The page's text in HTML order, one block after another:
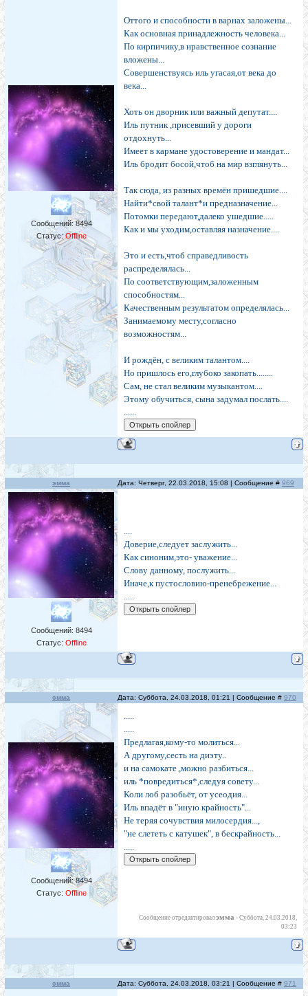
Сообщений:8494
Статус:Offline
Оттого и способности в варнах заложены...
Как основная принадлежность человека...
По кирпичику,в нравственное сознание
вложены...
Совершенствуясь иль угасая,от века до
века...
Хоть он дворник или важный депутат....
Иль путник ,присевший у дороги
отдохнуть...
Имеет в кармане удостоверение и мандат...
Иль бродит босой,чтоб на мир взглянуть...
Так сюда, из разных времён пришедшие....
Найти*свой талант*и предназначение...
Потомки передают,далеко ушедшие.....
Как и мы уходим,оставляя назначение....
Это и есть,чтоб справедливость
распределялась...
По соответствующим,заложенным
способностям...
Качественным результатом определялась...
Занимаемому месту,согласно
возможностям...
И рождён, с великим талантом....
Но пришлось его,глубоко закопать........
Сам, не стал великим музыкантом....
Этому обучиться, сына задумал послать....
......
эмма Дата: Четверг, 22.03.2018, 15:08 | Сообщение # 969
Сообщений: 8494
Статус: Offline
....
Доверие,следует заслужить...
Как синоним,это- уважение...
Слову данному, послужить...
Иначе,к пустословию-пренебрежение...
.....
эмма Дата: Суббота, 24.03.2018, 01:21 | Сообщение # 970
Сообщений:8494
Статус: Offline
.....
.....
Предлагая,кому-то молиться...
А другому,сесть на диэту..
и на самокате ,можно разбиться...
иль *повредиться*,следуя совету...
Коли лоб разобьёт, от усеодия...
Иль впадёт в "иную крайность"...
Не теряя сочувствия милосердия...,
"не слететь с катушек", в бескрайность...
.....
Сообщение отредактировал эмма - Суббота, 24.03.2018,
03:23
эмма Дата: Суббота, 24.03.2018, 03:21 | Сообщение # 971